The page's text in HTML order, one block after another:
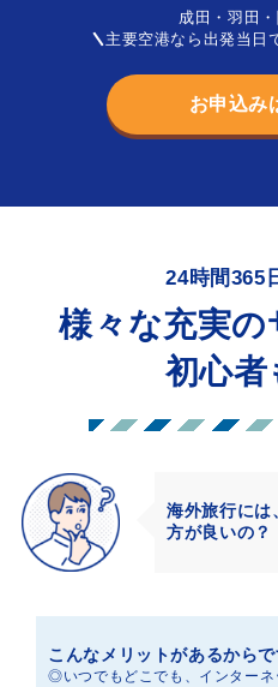
成田・羽田
主要空港なら出発当日
お申込み
24時間365
様々な充実の
初心者
海外旅行には
方が良いの？
こんなメリットがあるからで
◎いつでもどこでも、インターネ